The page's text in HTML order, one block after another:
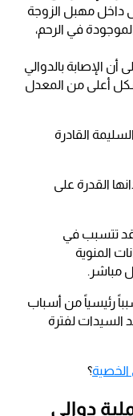
داخل مهبل الزوجة
في الرحم،
أن الإصابة بالدوالي
أعلى من المعدل
القادرة
القدرة على
قد تتسبب في
المنوية
مباشر.
رئيسياً من أسباب
السيدات لفترة
الخصية؟
دوالي